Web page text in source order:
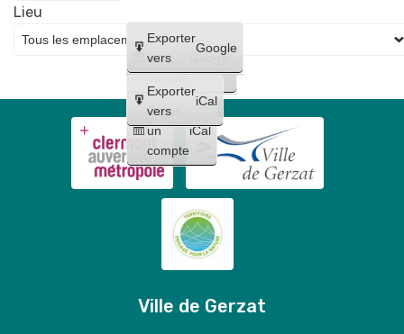
Créer
un
compte
Google
Créer
un
compte
iCal
Exporter
vers
Google
Exporter
vers
iCal
Lieu
Ville de Gerzat